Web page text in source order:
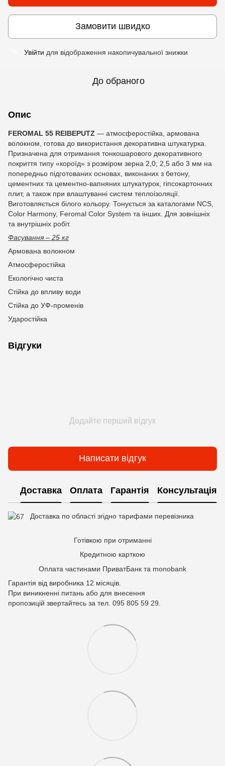
Замовити швидко
Увійти для відображення накопичувальної знижки
До обраного
Опис
FEROMAL 55 REIBEPUTZ — атмосферостійка, армована
волокном, готова до використання декоративна штукатурка.
Призначена для отримання тонкошарового декоративного
покриття типу «короїд» з розміром зерна 2,0; 2,5 або 3 мм на
попередньо підготованих основах, виконаних з бетону,
цементних та цементно-вапняних штукатурок, гіпсокартонних
плит, а також при влаштуванні систем теплоізоляції.
Виготовляється білого кольору. Тонується за каталогами NCS,
Color Harmony, Feromal Color System та інших. Для зовнішніх
та внутрішніх робіт.
Фасування – 25 кг
Армована волокном
Атмосферостійка
Екологічно чиста
Стійка до впливу води
Стійка до УФ-променів
Ударостійка
Відгуки
Додайте перший відгук
Написати відгук
Доставка Оплата Гарантія Консультація
Доставка по області згідно тарифами перевізника
Готівкою при отриманні
Кредитною карткою
Оплата частинами ПриватБанк та monobank
Гарантія від виробника 12 місяців.
При виникненні питань або для внесення
пропозицій звертайтесь за тел. 095 805 59 29.